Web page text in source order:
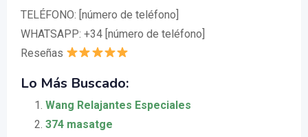
TELÉFONO: [número de teléfono]
WHATSAPP: +34 [número de teléfono]
Reseñas
Lo Más Buscado:
Wang Relajantes Especiales
374 masatge